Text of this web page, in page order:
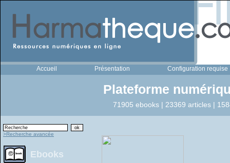
Accueil Présentation Configuration requise
Plateforme
71905 ebooks | 23369 articles |
>Recherche avancée
Ebooks